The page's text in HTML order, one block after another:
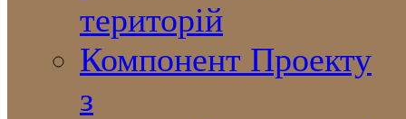
територій
Компонент Проекту
з